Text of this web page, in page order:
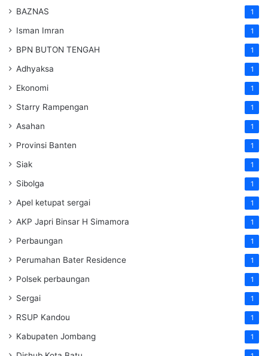
BAZNAS 1
Isman Imran 1
BPN BUTON TENGAH 1
Adhyaksa 1
Ekonomi 1
Starry Rampengan 1
Asahan 1
Provinsi Banten 1
Siak 1
Sibolga 1
Apel ketupat sergai 1
AKP Japri Binsar H Simamora 1
Perbaungan 1
Perumahan Bater Residence 1
Polsek perbaungan 1
Sergai 1
RSUP Kandou 1
Kabupaten Jombang 1